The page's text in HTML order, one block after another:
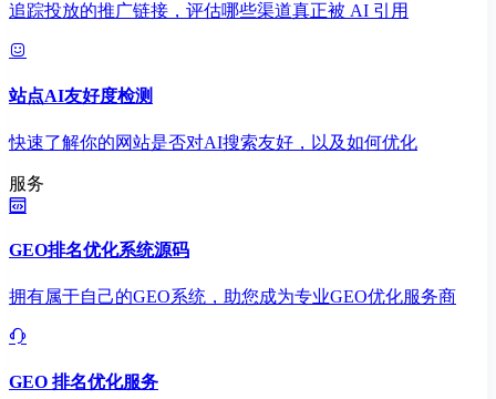
追踪投放的推广链接，评估哪些渠道真正被 AI 引用
站点AI友好度检测
快速了解你的网站是否对AI搜索友好，以及如何优化
服务
GEO排名优化系统源码
拥有属于自己的GEO系统，助您成为专业GEO优化服务商
GEO 排名优化服务